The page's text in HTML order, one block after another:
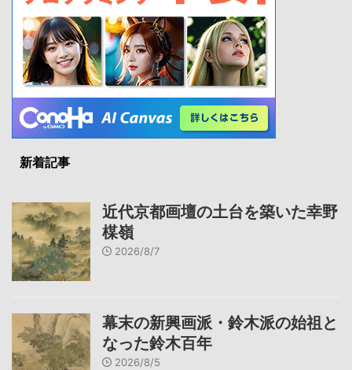
新着記事
近代京都画壇の土台を築いた幸野
楳嶺
2026/8/7
幕末の新興画派・鈴木派の始祖と
なった鈴木百年
2026/8/5